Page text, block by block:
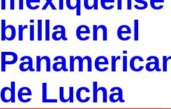
brilla en el
de Lucha